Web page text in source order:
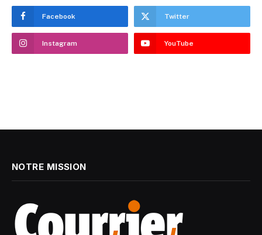
Facebook Twitter
Instagram YouTube
NOTRE MISSION